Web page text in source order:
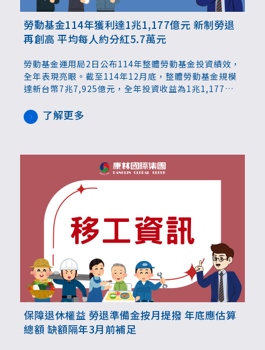
勞動基金114年獲利達1兆1,177億元 新制勞退
再創高 平均每人約分紅5.7萬元
勞動基金運用局2日公布114年整體勞動基金投資績效，
全年表現亮眼。截至114年12月底，整體勞動基金規模
達新台幣7兆7,925億元，全年投資收益為1兆1,177億
元；其中外界關注新制勞退基金收益數為7,469億元，
收益率15.60％；勞保基金收益數為1,598億元，收益率
了解更多
保障退休權益 勞退準備金按月提撥 年底應估算
總額 缺額隔年3月前補足